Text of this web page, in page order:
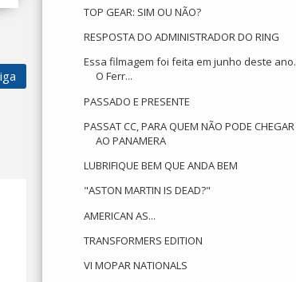
TOP GEAR: SIM OU NÃO?
RESPOSTA DO ADMINISTRADOR DO RING
Essa filmagem foi feita em junho deste ano.
O Ferr...
PASSADO E PRESENTE
PASSAT CC, PARA QUEM NÃO PODE CHEGAR
AO PANAMERA
LUBRIFIQUE BEM QUE ANDA BEM
"ASTON MARTIN IS DEAD?"
AMERICAN AS...
TRANSFORMERS EDITION
VI MOPAR NATIONALS